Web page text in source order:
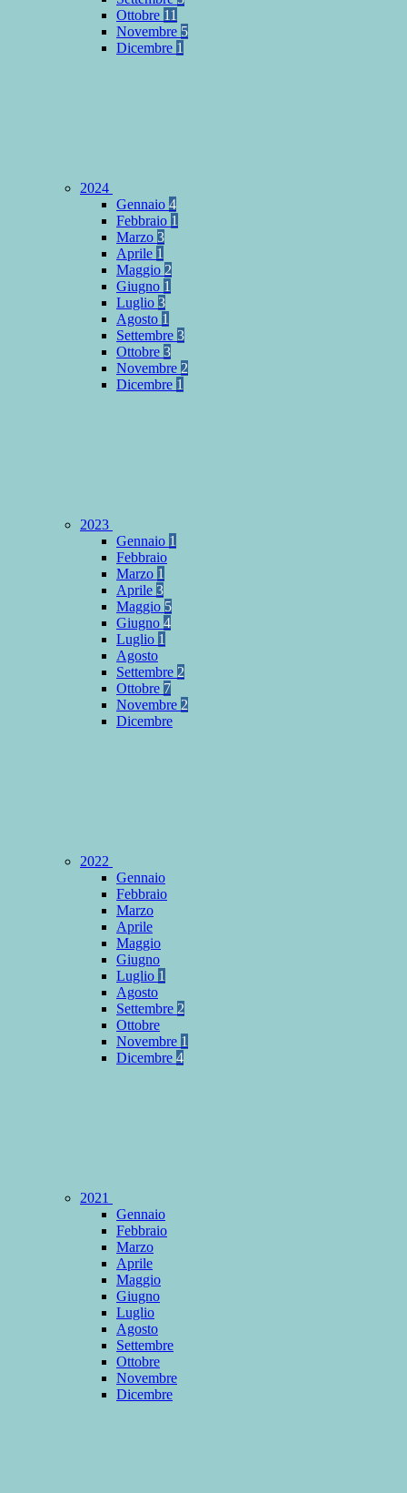
Ottobre 11
Novembre 5
Dicembre 1
2024
Gennaio 4
Febbraio 1
Marzo 3
Aprile 1
Maggio 2
Giugno 1
Luglio 3
Agosto 1
Settembre 3
Ottobre 3
Novembre 2
Dicembre 1
2023
Gennaio 1
Febbraio
Marzo 1
Aprile 3
Maggio 5
Giugno 4
Luglio 1
Agosto
Settembre 2
Ottobre 7
Novembre 2
Dicembre
2022
Gennaio
Febbraio
Marzo
Aprile
Maggio
Giugno
Luglio 1
Agosto
Settembre 2
Ottobre
Novembre 1
Dicembre 4
2021
Gennaio
Febbraio
Marzo
Aprile
Maggio
Giugno
Luglio
Agosto
Settembre
Ottobre
Novembre
Dicembre